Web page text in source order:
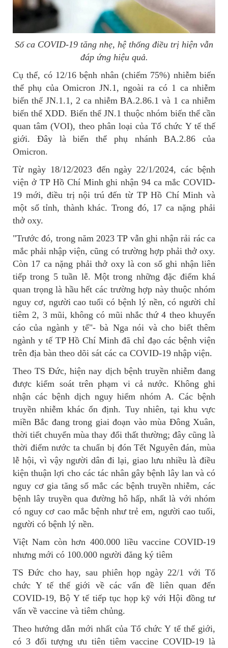
Số ca COVID-19 tăng nhẹ, hệ thống điều trị hiện vẫn
đáp ứng hiệu quả.
Cụ thể, có 12/16 bệnh nhân (chiếm 75%) nhiễm biến
thể phụ của Omicron JN.1, ngoài ra có 1 ca nhiễm
biến thể JN.1.1, 2 ca nhiễm BA.2.86.1 và 1 ca nhiễm
biến thể XDD. Biến thể JN.1 thuộc nhóm biến thể cần
quan tâm (VOI), theo phân loại của Tổ chức Y tế thế
giới. Đây là biến thể phụ nhánh BA.2.86 của
Omicron.
Từ ngày 18/12/2023 đến ngày 22/1/2024, các bệnh
viện ở TP Hồ Chí Minh ghi nhận 94 ca mắc COVID-
19 mới, điều trị nội trú đến từ TP Hồ Chí Minh và
một số tỉnh, thành khác. Trong đó, 17 ca nặng phải
thở oxy.
"Trước đó, trong năm 2023 TP vẫn ghi nhận rải rác ca
mắc phải nhập viện, cũng có trường hợp phải thở oxy.
Còn 17 ca nặng phải thở oxy là con số ghi nhận liên
tiếp trong 5 tuần lễ. Một trong những đặc điểm khá
quan trọng là hầu hết các trường hợp này thuộc nhóm
nguy cơ, người cao tuổi có bệnh lý nền, có người chỉ
tiêm 2, 3 mũi, không có mũi nhắc thứ 4 theo khuyến
cáo của ngành y tế"- bà Nga nói và cho biết thêm
ngành y tế TP Hồ Chí Minh đã chỉ đạo các bệnh viện
trên địa bàn theo dõi sát các ca COVID-19 nhập viện.
Theo TS Đức, hiện nay dịch bệnh truyền nhiễm đang
được kiểm soát trên phạm vi cả nước. Không ghi
nhận các bệnh dịch nguy hiểm nhóm A. Các bệnh
truyền nhiễm khác ổn định. Tuy nhiên, tại khu vực
miền Bắc đang trong giai đoạn vào mùa Đông Xuân,
thời tiết chuyển mùa thay đổi thất thường; đây cũng là
thời điểm nước ta chuẩn bị đón Tết Nguyên đán, mùa
lễ hội, vì vậy người dân đi lại, giao lưu nhiều là điều
kiện thuận lợi cho các tác nhân gây bệnh lây lan và có
nguy cơ gia tăng số mắc các bệnh truyền nhiễm, các
bệnh lây truyền qua đường hô hấp, nhất là với nhóm
có nguy cơ cao mắc bệnh như trẻ em, người cao tuổi,
người có bệnh lý nền.
Việt Nam còn hơn 400.000 liều vaccine COVID-19
nhưng mới có 100.000 người đăng ký tiêm
TS Đức cho hay, sau phiên họp ngày 22/1 với Tổ
chức Y tế thế giới về các vấn đề liên quan đến
COVID-19, Bộ Y tế tiếp tục họp kỹ với Hội đồng tư
vấn về vaccine và tiêm chủng.
Theo hướng dẫn mới nhất của Tổ chức Y tế thế giới,
có 3 đối tượng ưu tiên tiêm vaccine COVID-19 là